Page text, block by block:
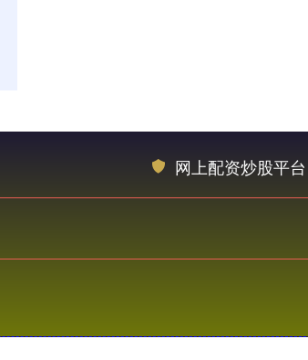
网上配资炒股平台